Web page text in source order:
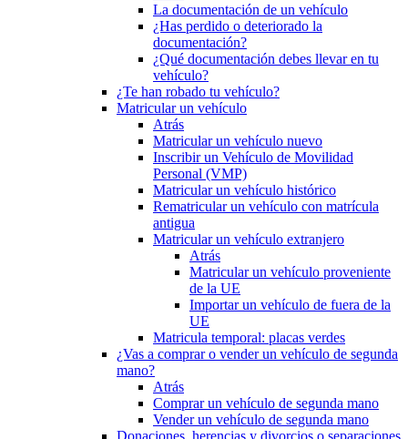
La documentación de un vehículo
¿Has perdido o deteriorado la
documentación?
¿Qué documentación debes llevar en tu
vehículo?
¿Te han robado tu vehículo?
Matricular un vehículo
Atrás
Matricular un vehículo nuevo
Inscribir un Vehículo de Movilidad
Personal (VMP)
Matricular un vehículo histórico
Rematricular un vehículo con matrícula
antigua
Matricular un vehículo extranjero
Atrás
Matricular un vehículo proveniente
de la UE
Importar un vehículo de fuera de la
UE
Matricula temporal: placas verdes
¿Vas a comprar o vender un vehículo de segunda
mano?
Atrás
Comprar un vehículo de segunda mano
Vender un vehículo de segunda mano